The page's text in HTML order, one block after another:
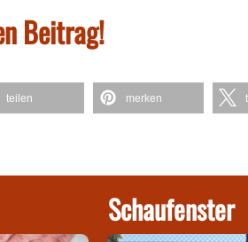
Beitrag!
teilen merken
Schaufenster